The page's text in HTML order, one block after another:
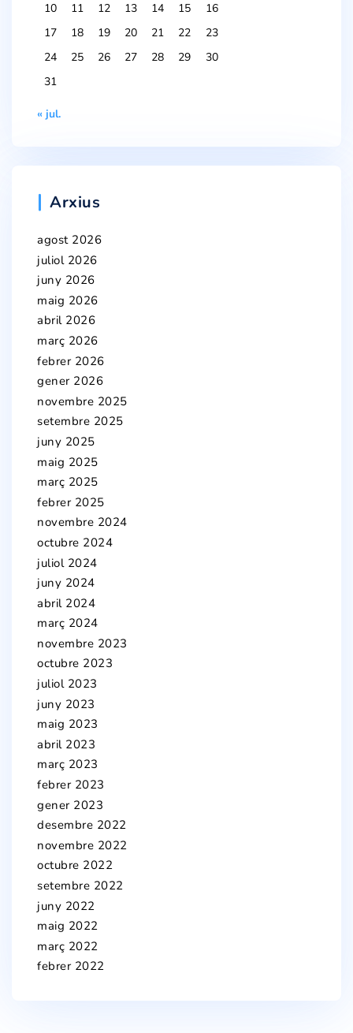
10 11 12 13 14 15
16
17
18 19 20 21 22
23
24
25 26 27 28 29
30
31
« jul.
Arxius
agost 2026
juliol 2026
juny 2026
maig 2026
abril 2026
març 2026
febrer 2026
gener 2026
novembre 2025
setembre 2025
juny 2025
maig 2025
març 2025
febrer 2025
novembre 2024
octubre 2024
juliol 2024
juny 2024
abril 2024
març 2024
novembre 2023
octubre 2023
juliol 2023
juny 2023
maig 2023
abril 2023
març 2023
febrer 2023
gener 2023
desembre 2022
novembre 2022
octubre 2022
setembre 2022
juny 2022
maig 2022
març 2022
febrer 2022